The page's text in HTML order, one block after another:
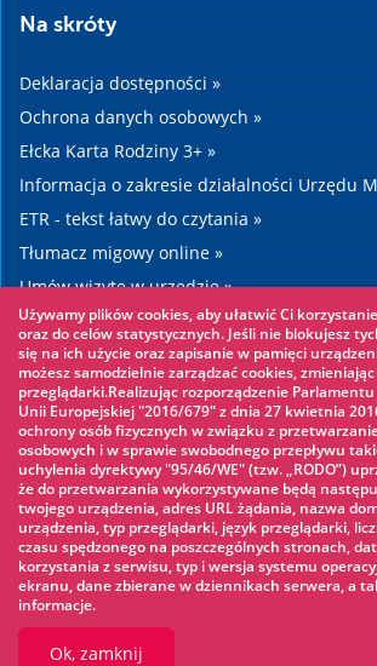
Na skróty
Deklaracja dostępności »
Ochrona danych osobowych »
Ełcka Karta Rodziny 3+ »
Informacja o zakresie działalności Urzędu
ETR - tekst łatwy do czytania »
Tłumacz migowy online »
Umów wizytę w urzędzie »
Drogi »
Warto zobaczyć
Park linowy »
Park Wodny »
Lodowisko »
KINOECK »
Muzeum »
Używamy plików cookies, aby ułatwić Ci
oraz do celów statystycznych. Jeśli nie blokujesz
się na ich użycie oraz zapisanie w pamięci
możesz samodzielnie zarządzać cookies,
przeglądarki.Realizując rozporządzenie
Unii Europejskiej "2016/679" z dnia 27 kwietnia
ochrony osób fizycznych w związku z
osobowych i w sprawie swobodnego przepływu
uchylenia dyrektywy "95/46/WE" (tzw. „RODO”)
że do przetwarzania wykorzystywane będą
twojego urządzenia, adres URL żądania, nazwa
urządzenia, typ przeglądarki, język przeglądarki,
czasu spędzonego na poszczególnych stronach,
korzystania z serwisu, typ i wersja systemu
ekranu, dane zbierane w dziennikach serwera, a
informacje.
Ok, zamknij